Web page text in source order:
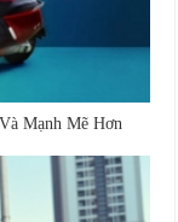
Mạnh Mẽ Hơn